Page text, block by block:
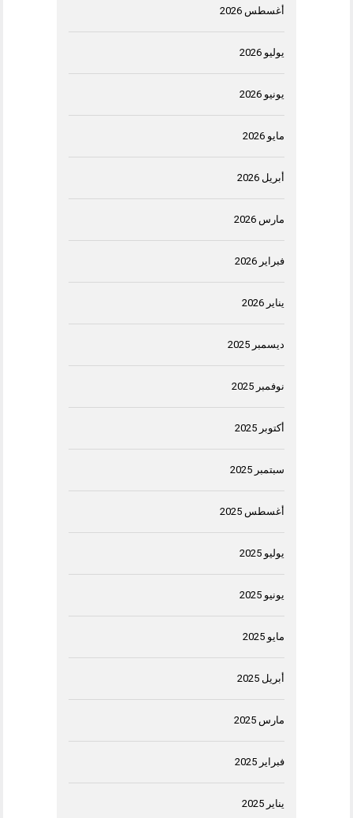
أغسطس 2026
يوليو 2026
يونيو 2026
مايو 2026
أبريل 2026
مارس 2026
فبراير 2026
يناير 2026
ديسمبر 2025
نوفمبر 2025
أكتوبر 2025
سبتمبر 2025
أغسطس 2025
يوليو 2025
يونيو 2025
مايو 2025
أبريل 2025
مارس 2025
فبراير 2025
يناير 2025